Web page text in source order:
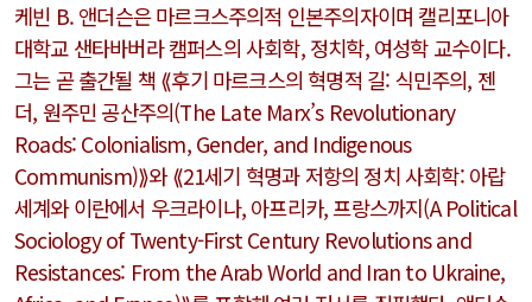
케빈 B. 앤더슨은 마르크스주의적 인본주의자이며 캘리포니아
대학교 샌타바버라 캠퍼스의 사회학, 정치학, 여성학 교수이다.
그는 곧 출간될 책 ⟪후기 마르크스의 혁명적 길: 식민주의, 젠
더, 원주민 공산주의(The Late Marx’s Revolutionary
Roads: Colonialism, Gender, and Indigenous
Communism)⟫와 ⟪21세기 혁명과 저항의 정치 사회학: 아랍
세계와 이란에서 우크라이나, 아프리카, 프랑스까지(A Political
Sociology of Twenty-First Century Revolutions and
Resistances: From the Arab World and Iran to Ukraine,